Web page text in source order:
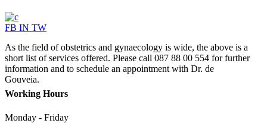
FB IN TW
As the field of obstetrics and gynaecology is wide, the above is a
short list of services offered. Please call 087 88 00 554 for further
information and to schedule an appointment with Dr. de
Gouveia.
Working Hours
Monday - Friday